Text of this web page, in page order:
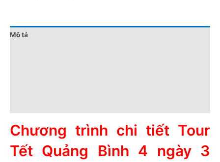
Mô tả
Chương trình chi tiết Tour
Tết Quảng Bình 4 ngày 3